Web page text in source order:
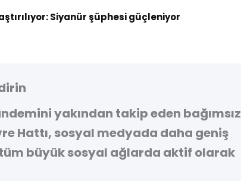
Siyanür şüphesi güçleniyor
yakından takip eden bağımsız
Hattı, sosyal medyada daha geniş
büyük sosyal ağlarda aktif olarak